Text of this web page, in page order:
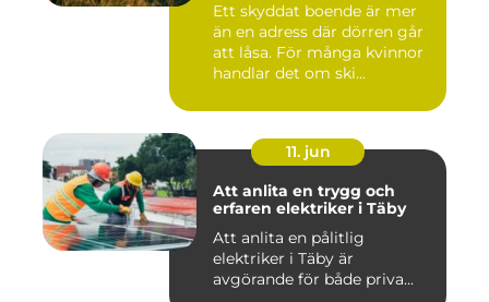
Ett skyddat boende är mer
än en adress där dörren går
att låsa. För många kvinnor
handlar det om ski...
11. jun
Att anlita en trygg och
erfaren elektriker i Täby
Att anlita en pålitlig
elektriker i Täby är
avgörande för både priva...